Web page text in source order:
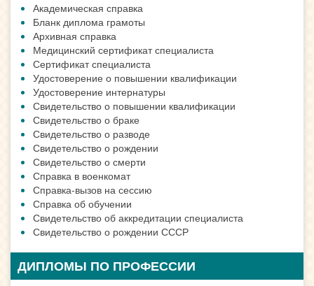
Академическая справка
Бланк диплома грамоты
Архивная справка
Медицинский сертификат специалиста
Сертификат специалиста
Удостоверение о повышении квалификации
Удостоверение интернатуры
Свидетельство о повышении квалификации
Свидетельство о браке
Свидетельство о разводе
Свидетельство о рождении
Свидетельство о смерти
Справка в военкомат
Справка-вызов на сессию
Справка об обучении
Свидетельство об аккредитации специалиста
Свидетельство о рождении СССР
ДИПЛОМЫ ПО ПРОФЕССИИ